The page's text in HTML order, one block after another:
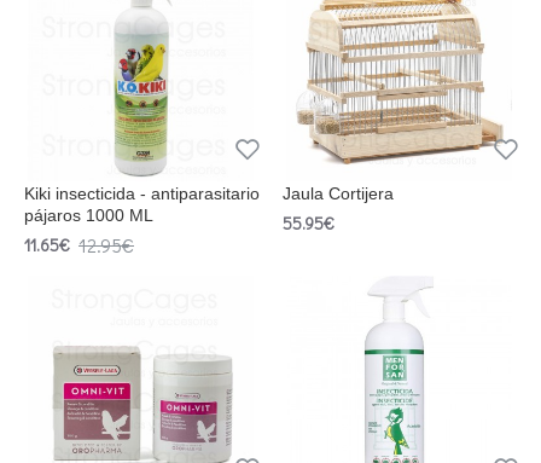
Kiki insecticida - antiparasitario
pájaros 1000 ML
11.65€ 12.95€
Jaula Cortijera
55.95€